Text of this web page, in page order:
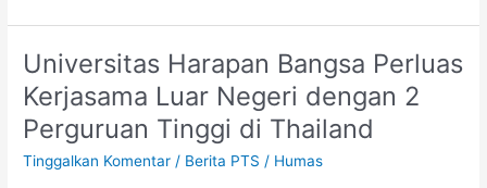
Universitas Harapan Bangsa Perluas
Kerjasama Luar Negeri dengan 2
Perguruan Tinggi di Thailand
Tinggalkan Komentar / Berita PTS / Humas
Universitas
Harapan
Bangsa
Perluas
Kerjasama